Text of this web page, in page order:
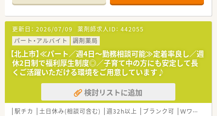
整っております。
■地域医療の一翼を担う専門性、栄養・運動・介護などの知識の向
上のため、研修会・勉強会が定期的に開催されます。
■清潔感のある店舗。大型ショッピングモールなどが近隣にあ
り、生活がしやすい地域です。
更新日： 2026/07/09 薬剤師求人ID： 442055
パート・アルバイト
調剤薬局
【北上市】≪パート／週4日～勤務相談可能≫定着率良し／週
休2日制で福利厚生制度◎／子育て中の方にも安定して長
くご活躍いただける環境をご用意しています♪
検討リストに追加
駅チカ 土日休み(相談可含む) 週32h以上 ブランク可 Ｗワーク可